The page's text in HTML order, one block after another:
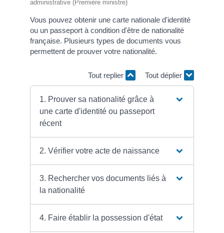
administrative (Première ministre)
Vous pouvez obtenir une carte nationale d'identité
ou un passeport à condition d'être de nationalité
française. Plusieurs types de documents vous
permettent de prouver votre nationalité.
Tout replier Tout déplier
1. Prouver sa nationalité grâce à
une carte d'identité ou passeport
récent
2. Vérifier votre acte de naissance
3. Rechercher vos documents liés à
la nationalité
4. Faire établir la possession d'état